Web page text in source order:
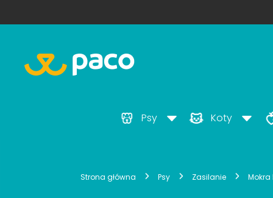
Psy Koty
Strona główna Psy Zasilanie